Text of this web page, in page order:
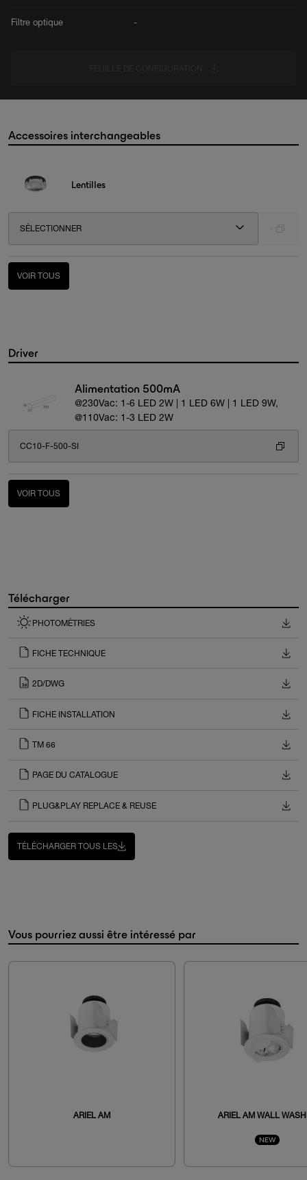
Filtre optique -
Accessoires interchangeables
Lentilles
SÉLECTIONNER
VOIR TOUS
Driver
Alimentation 500mA
@230Vac: 1-6 LED 2W | 1 LED 6W | 1 LED 9W,
@110Vac: 1-3 LED 2W
CC10-F-500-SI
VOIR TOUS
Télécharger
PHOTOMÉTRIES
FICHE TECHNIQUE
2D/DWG
FICHE INSTALLATION
TM 66
PAGE DU CATALOGUE
PLUG&PLAY REPLACE & REUSE
TÉLÉCHARGER TOUS LES
Vous pourriez aussi être intéressé par
ARIEL AM ARIEL AM WALL
NEW